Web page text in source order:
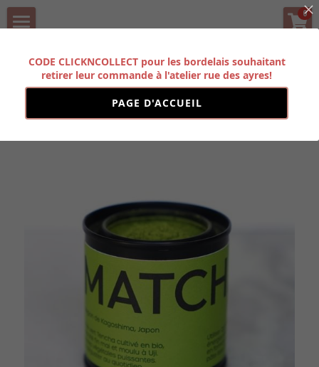
0
HISTOIRE
FORMATION PRO
POWERED BY
Précédent
×
LES CATÉGORIES DE LA BOUTIQUE
Toutes les catégories
CODE CLICKNCOLLECT pour les bordelais souhaitant
retirer leur commande à l'atelier rue des ayres!
PAGE D'ACCUEIL